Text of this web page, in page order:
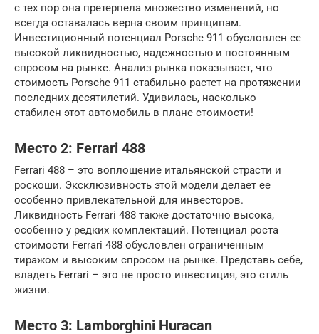
с тех пор она претерпела множество изменений, но
всегда оставалась верна своим принципам.
Инвестиционный потенциал Porsche 911 обусловлен ее
высокой ликвидностью, надежностью и постоянным
спросом на рынке. Анализ рынка показывает, что
стоимость Porsche 911 стабильно растет на протяжении
последних десятилетий. Удивилась, насколько
стабилен этот автомобиль в плане стоимости!
Место 2: Ferrari 488
Ferrari 488 – это воплощение итальянской страсти и
роскоши. Эксклюзивность этой модели делает ее
особенно привлекательной для инвесторов.
Ликвидность Ferrari 488 также достаточно высока,
особенно у редких комплектаций. Потенциал роста
стоимости Ferrari 488 обусловлен ограниченным
тиражом и высоким спросом на рынке. Представь себе,
владеть Ferrari – это не просто инвестиция, это стиль
жизни.
Место 3: Lamborghini Huracan